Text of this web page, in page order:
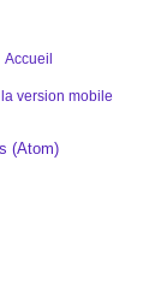
Accueil
version mobile
(Atom)